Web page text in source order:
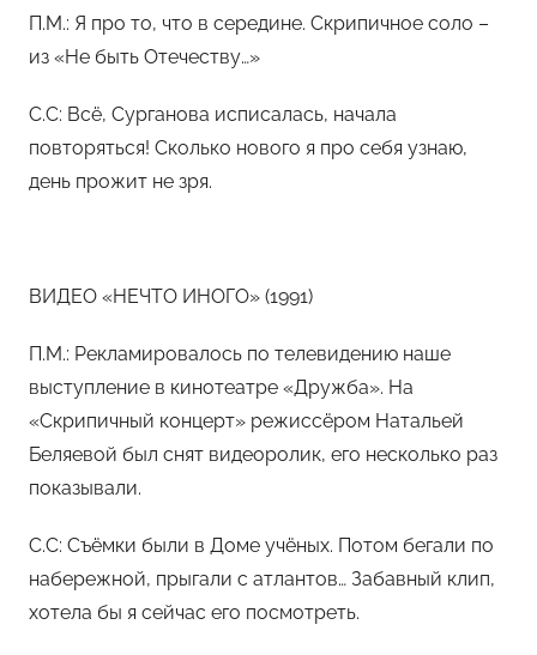
П.М.: Я про то, что в середине. Скрипичное соло –
из «Не быть Отечеству…»
С.С: Всё, Сурганова исписалась, начала
повторяться! Сколько нового я про себя узнаю,
день прожит не зря.
ВИДЕО «НЕЧТО ИНОГО» (1991)
П.М.: Рекламировалось по телевидению наше
выступление в кинотеатре «Дружба». На
«Скрипичный концерт» режиссёром Натальей
Беляевой был снят видеоролик, его несколько раз
показывали.
С.С: Съёмки были в Доме учёных. Потом бегали по
набережной, прыгали с атлантов… Забавный клип,
хотела бы я сейчас его посмотреть.